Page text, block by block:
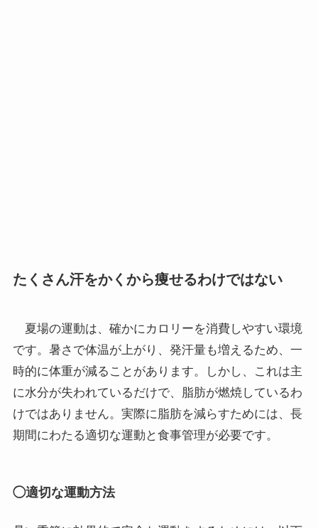
たくさん汗をかくから痩せるわけではない
夏場の運動は、確かにカロリーを消費しやすい環境
です。暑さで体温が上がり、発汗量も増えるため、一
時的に体重が減ることがあります。しかし、これは主
に水分が失われているだけで、脂肪が燃焼しているわ
けではありません。実際に脂肪を減らすためには、長
期間にわたる適切な運動と食事管理が必要です。
◯適切な運動方法